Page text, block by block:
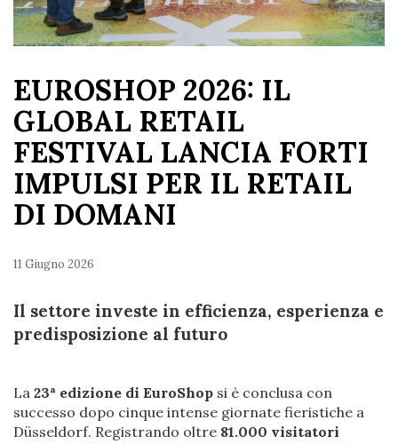
EUROSHOP 2026: IL
GLOBAL RETAIL
FESTIVAL LANCIA FORTI
IMPULSI PER IL RETAIL
DI DOMANI
11 Giugno 2026
Il settore investe in efficienza, esperienza e
predisposizione al futuro
La 23ª edizione di EuroShop si è conclusa con
successo dopo cinque intense giornate fieristiche a
Düsseldorf. Registrando oltre 81.000 visitatori